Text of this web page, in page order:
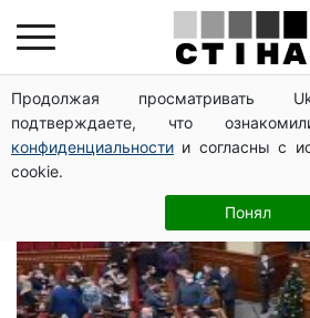
Продолжая просматривать
подтверждаете, что
конфиденциальности и согласны с
cookie.
Понял
госслужба